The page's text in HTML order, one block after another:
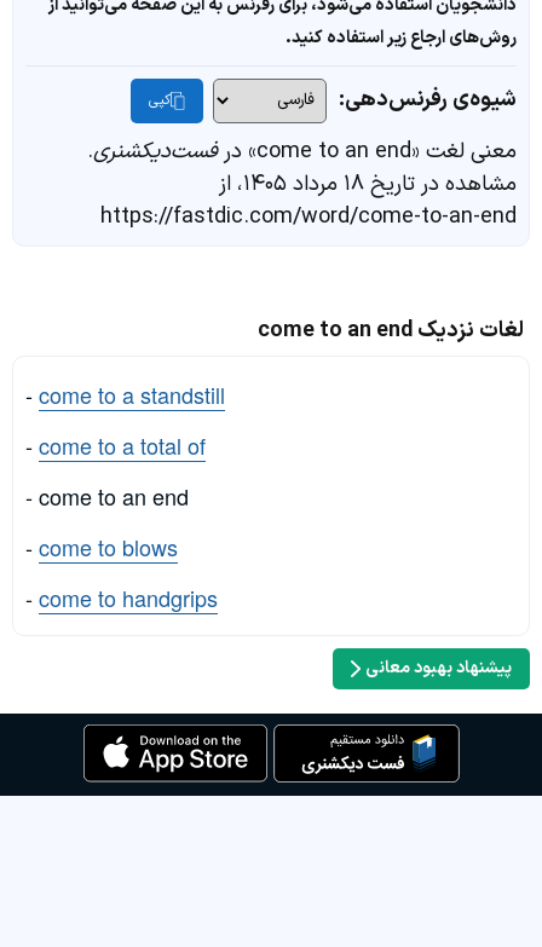
روش‌های ارجاع زیر استفاده کنید.
شیوه‌ی رفرنس‌دهی: کپی
معنی لغت «come to an end» در فست‌دیکشنری.
مشاهده در تاریخ ۱۸ مرداد ۱۴۰۵، از
https://fastdic.com/word/come-to-an-end
لغات نزدیک come to an end
-come to a standstill
-come to a total of
- come to an end
-come to blows
-come to handgrips
پیشنهاد بهبود معانی